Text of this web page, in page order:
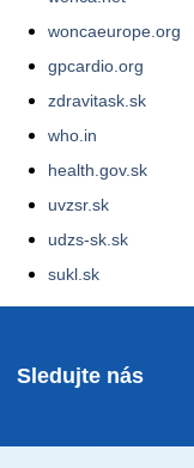
woncaeurope.org
gpcardio.org
zdravitask.sk
who.in
health.gov.sk
uvzsr.sk
udzs-sk.sk
sukl.sk
Sledujte nás